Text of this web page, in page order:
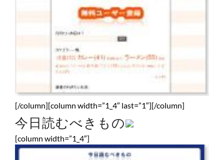
[/column][column width=”1_4″ last=”1″][/column]
今日読むべきもの
[column width=”1_4″]